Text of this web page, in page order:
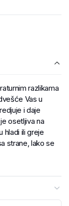
razlikama
Vas u
i daje
osetljiva na
hladi ili greje
strane, lako se